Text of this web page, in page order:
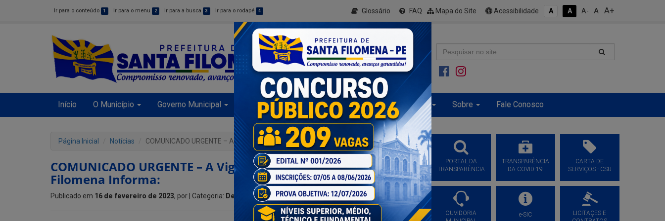
Ir para o conteúdo 1 Ir para o menu 2 Ir para a busca 3 Ir para o rodapé 4 Glossário FAQ Mapa do Site Acessibilidade A A A- A A+
Início O Município Governo Municipal Secretarias Informe-se Serviços Digitais Sobre Fale Conosco
Página Inicial Notícias COMUNICADO URGENTE – A Vigilância Sanitária de Santa Filomena Informa:
COMUNICADO URGENTE – A Vigilância Sanitária de Santa
Filomena Informa:
Publicado em 16 de fevereiro de 2023, por | Categoria: Destaque
PORTAL DA
TRANSPARÊNCIA
TRANSPARÊNCIA
DA COVID-19
CARTA DE
SERVIÇOS - CSU
OUVIDORIA
e-SIC
LICITAÇES E